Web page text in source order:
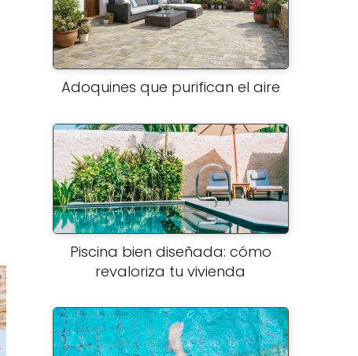
Adoquines que purifican el aire
Piscina bien diseñada: cómo
revaloriza tu vivienda